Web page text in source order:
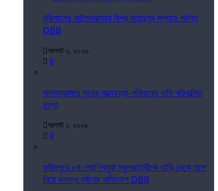
বরিশালের আগৈলঝাড়ায় বিশ্ব মাতৃদুগ্ধ সপ্তাহ পালিত
DBB
আগস্ট ২, ২০২৬
0
আলফাডাঙ্গায় গৃহবধূ আত্মহত্যা-পরিবারের দাবি পরিকল্পিত
হত্যা
আগস্ট ১, ২০২৬
0
ফরিদপুরে ৮ম শ্রেণিপড়ুয়া স্কুলছাত্রীকে বাড়ি থেকে তুলে
নিয়ে দলবদ্ধ ধর্ষণের অভিযোগ DBB